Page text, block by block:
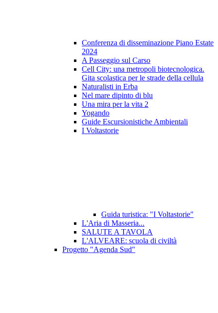
Conferenza di disseminazione Piano Estate
2024
A Passeggio sul Carso
Cell City: una metropoli biotecnologica.
Gita scolastica per le strade della cellula
Naturalisti in Erba
Nel mare dipinto di blu
Una mira per la vita 2
Yogando
Guide Escursionistiche Ambientali
I Voltastorie
Guida turistica: "I Voltastorie"
L'Aria di Masseria...
SALUTE A TAVOLA
L'ALVEARE: scuola di civiltà
Progetto "Agenda Sud"